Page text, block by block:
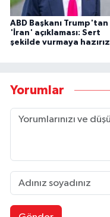
ABD Başkanı Trump'tan
'İran' açıklaması: Sert
şekilde vurmaya hazırız
Yorumlar